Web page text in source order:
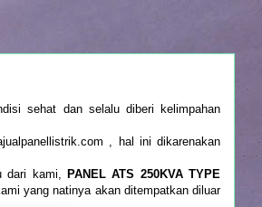
sehat dan selalu diberi kelimpahan
, hal ini dikarenakan
dari kami,
PANEL ATS 250KVA TYPE
yang natinya akan ditempatkan diluar